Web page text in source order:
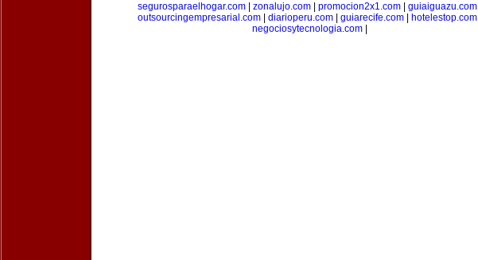
segurosparaelhogar.com| zonalujo.com| promocion2x1.com| guiaiguazu.com|
outsourcingempresarial.com| diarioperu.com| guiarecife.com| hotelestop.com|
negociosytecnologia.com|